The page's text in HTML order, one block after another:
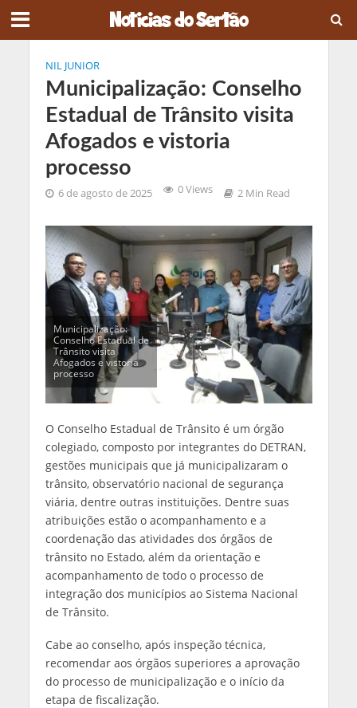
NIL JUNIOR
Municipalização: Conselho
Estadual de Trânsito visita
Afogados e vistoria
processo
6 de agosto de 2025 0 Views 2 Min Read
Municipalização:
Conselho Estadual de
Trânsito visita
Afogados e vistoria
processo
O Conselho Estadual de Trânsito é um órgão
colegiado, composto por integrantes do DETRAN,
gestões municipais que já municipalizaram o
trânsito, observatório nacional de segurança
viária, dentre outras instituições. Dentre suas
atribuições estão o acompanhamento e a
coordenação das atividades dos órgãos de
trânsito no Estado, além da orientação e
acompanhamento de todo o processo de
integração dos municípios ao Sistema Nacional
de Trânsito.
Cabe ao conselho, após inspeção técnica,
recomendar aos órgãos superiores a aprovação
do processo de municipalização e o início da
etapa de fiscalização.